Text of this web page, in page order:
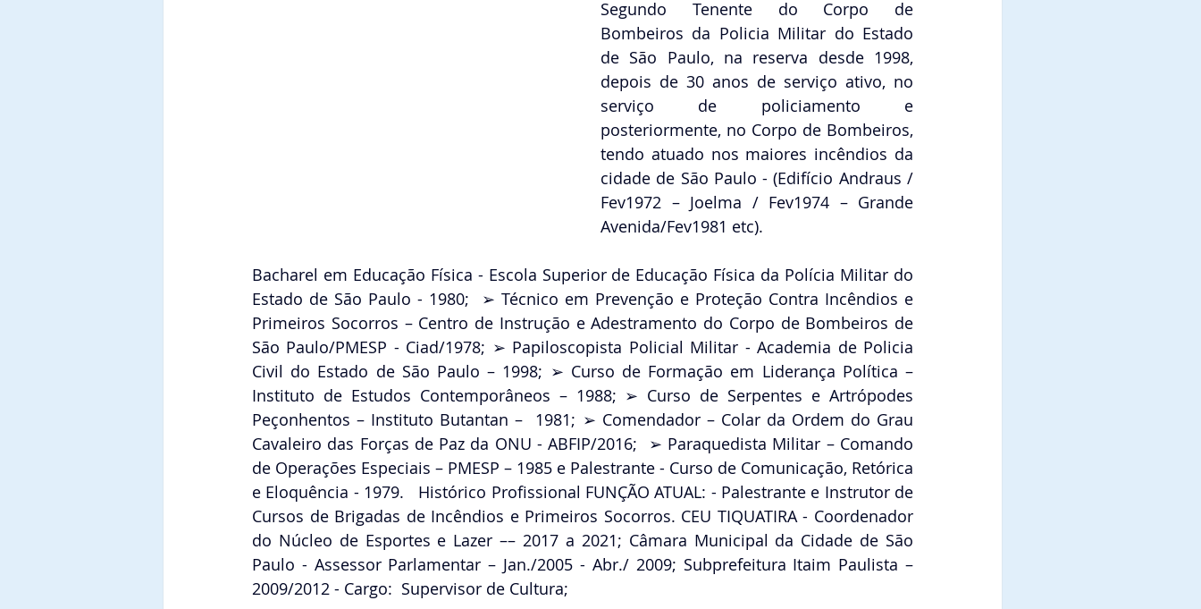
Segundo Tenente do Corpo de
Bombeiros da Policia Militar do Estado
de São Paulo, na reserva desde 1998,
depois de 30 anos de serviço ativo, no
serviço de policiamento e
posteriormente, no Corpo de Bombeiros,
tendo atuado nos maiores incêndios da
cidade de São Paulo - (Edifício Andraus /
Fev1972 – Joelma / Fev1974 – Grande
Avenida/Fev1981 etc).
Bacharel em Educação Física - Escola Superior de Educação Física da Polícia Militar do
Estado de São Paulo - 1980;  ➢ Técnico em Prevenção e Proteção Contra Incêndios e
Primeiros Socorros – Centro de Instrução e Adestramento do Corpo de Bombeiros de
São Paulo/PMESP - Ciad/1978; ➢ Papiloscopista Policial Militar - Academia de Policia
Civil do Estado de São Paulo – 1998; ➢ Curso de Formação em Liderança Política –
Instituto de Estudos Contemporâneos – 1988; ➢ Curso de Serpentes e Artrópodes
Peçonhentos – Instituto Butantan –  1981; ➢ Comendador – Colar da Ordem do Grau
Cavaleiro das Forças de Paz da ONU - ABFIP/2016;  ➢ Paraquedista Militar – Comando
de Operações Especiais – PMESP – 1985 e Palestrante - Curso de Comunicação, Retórica
e Eloquência - 1979.   Histórico Profissional FUNÇÃO ATUAL: - Palestrante e Instrutor de
Cursos de Brigadas de Incêndios e Primeiros Socorros. CEU TIQUATIRA - Coordenador
do Núcleo de Esportes e Lazer –– 2017 a 2021; Câmara Municipal da Cidade de São
Paulo - Assessor Parlamentar – Jan./2005 - Abr./ 2009; Subprefeitura Itaim Paulista –
2009/2012 - Cargo:  Supervisor de Cultura;